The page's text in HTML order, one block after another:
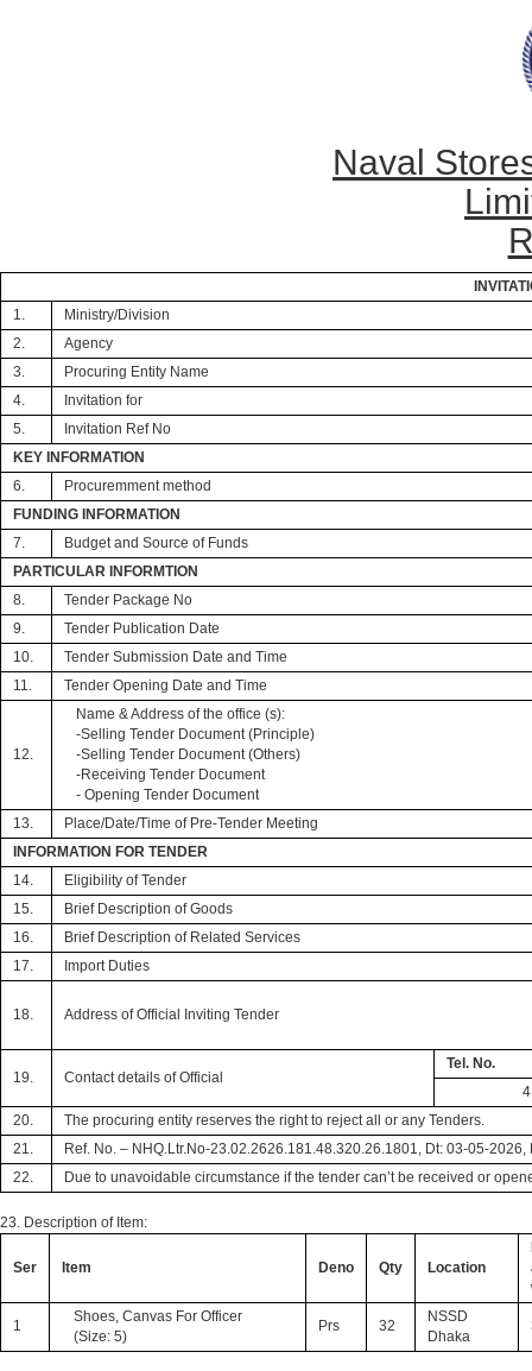
Naval
1.
Ministry/Division
2.
Agency
3.
Procuring Entity Name
4.
Invitation for
5.
Invitation Ref No
KEY INFORMATION
6.
Procuremment method
FUNDING INFORMATION
7.
Budget and Source of Funds
PARTICULAR INFORMTION
8.
Tender Package No
9.
Tender Publication Date
10.
Tender Submission Date and Time
11.
Tender Opening Date and Time
12.
Name & Address of the office (s):
-Selling Tender Document (Principle)
-Selling Tender Document (Others)
-Receiving Tender Document
- Opening Tender Document
13.
Place/Date/Time of Pre-Tender Meeting
INFORMATION FOR TENDER
14.
Eligibility of Tender
15.
Brief Description of Goods
16.
Brief Description of Related Services
17.
Import Duties
18. Address of Official Inviting Tender
19. Contact details of Official
Tel. No.
20.
The procuring entity reserves the right to reject all or any Tenders.
21.
Ref. No. – NHQ.Ltr.No-23.02.2626.181.48.320.26.1801, Dt: 03-05-
22.
Due to unavoidable circumstance if the tender can’t be received or
23. Description of Item:
Ser Item Deno Qty Location
1
Shoes, Canvas For Officer
(Size: 5)
Prs 32
NSSD
Dhaka